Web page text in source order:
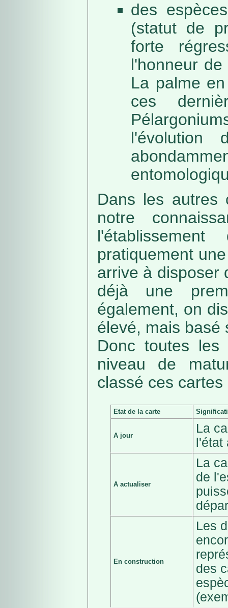
des
(statut de
forte
l'honneur
La palme
ces
l'évolution
Dans les autres
notre
pratiquement
arrive à disposer
déjà une
également, on
élevé, mais basé
Donc toutes
niveau de
classé ces
Etat de la carte
A jour
La
A actualiser
La
de
En construction
Les
des